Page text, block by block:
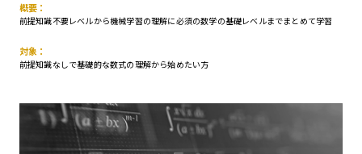
概要：
前提知識不要レベルから機械学習の理解に必須の数学の基礎レベルまでまとめて学習
対象：
前提知識なしで基礎的な数式の理解から始めたい方